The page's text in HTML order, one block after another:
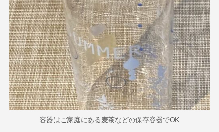
容器はご家庭にある麦茶などの保存容器でOK